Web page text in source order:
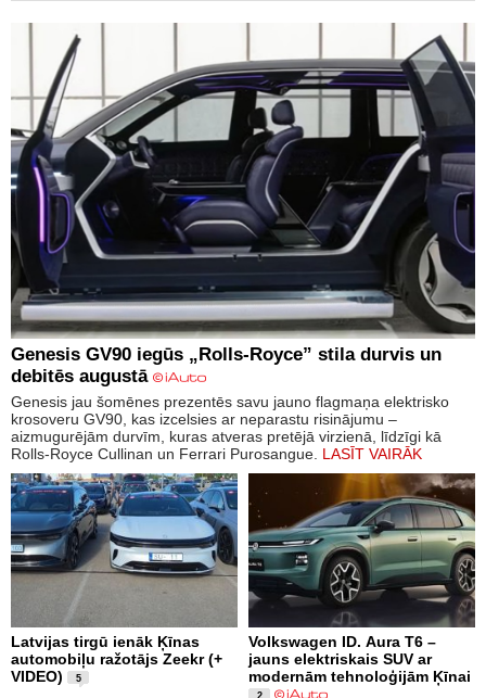
Genesis GV90 iegūs „Rolls-Royce” stila durvis un
debitēs augustā
Genesis jau šomēnes prezentēs savu jauno flagmaņa elektrisko
krosoveru GV90, kas izcelsies ar neparastu risinājumu –
aizmugurējām durvīm, kuras atveras pretējā virzienā, līdzīgi kā
Rolls-Royce Cullinan un Ferrari Purosangue. LASĪT VAIRĀK
Latvijas tirgū ienāk Ķīnas
automobiļu ražotājs Zeekr (+
VIDEO)
5
Volkswagen ID. Aura T6 –
jauns elektriskais SUV ar
modernām tehnoloģijām Ķīnai